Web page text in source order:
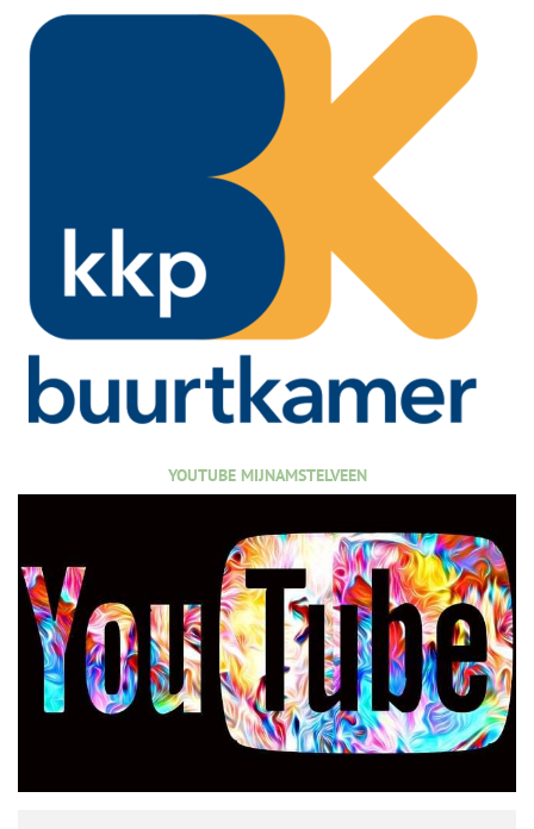
YOUTUBE MIJNAMSTELVEEN